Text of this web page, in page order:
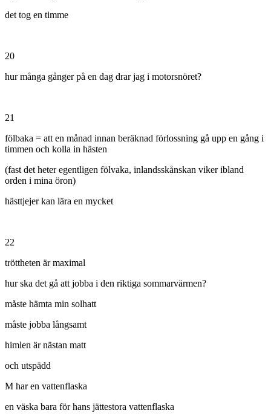
det tog en timme
20
hur många gånger på en dag drar jag i motorsnöret?
21
fölbaka = att en månad innan beräknad förlossning gå upp en gång i
timmen och kolla in hästen
(fast det heter egentligen fölvaka, inlandsskånskan viker ibland
orden i mina öron)
hästtjejer kan lära en mycket
22
tröttheten är maximal
hur ska det gå att jobba i den riktiga sommarvärmen?
måste hämta min solhatt
måste jobba långsamt
himlen är nästan matt
och utspädd
M har en vattenflaska
en väska bara för hans jättestora vattenflaska